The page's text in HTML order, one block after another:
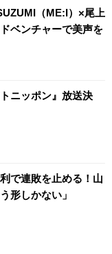
（ME:I）×尾上
ベンチャーで美声を
ニッポン』放送決
で連敗を止める！山
形しかない」